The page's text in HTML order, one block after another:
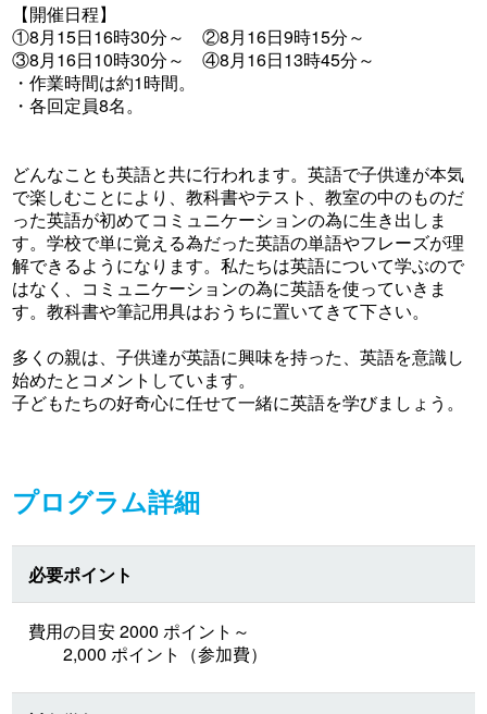
【開催日程】
①8月15日16時30分～ ②8月16日9時15分～
③8月16日10時30分～ ④8月16日13時45分～
・作業時間は約1時間。
・各回定員8名。
どんなことも英語と共に行われます。英語で子供達が本気
で楽しむことにより、教科書やテスト、教室の中のものだ
った英語が初めてコミュニケーションの為に生き出しま
す。学校で単に覚える為だった英語の単語やフレーズが理
解できるようになります。私たちは英語について学ぶので
はなく、コミュニケーションの為に英語を使っていきま
す。教科書や筆記用具はおうちに置いてきて下さい。
多くの親は、子供達が英語に興味を持った、英語を意識し
始めたとコメントしています。
子どもたちの好奇心に任せて一緒に英語を学びましょう。
プログラム詳細
必要ポイント
費用の目安 2000 ポイント～
2,000 ポイント（参加費）